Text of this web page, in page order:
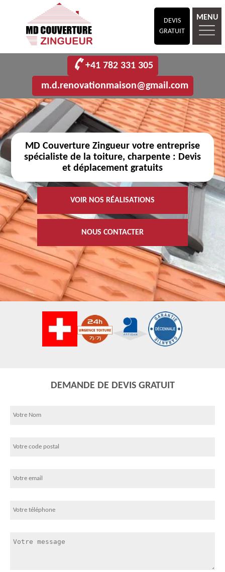
DEVIS
GRATUIT
MENU
+41 782 331 305
m.d.renovationmaison@gmail.com
MD Couverture Zingueur votre entreprise
spécialiste de la toiture, charpente : Devis
et déplacement gratuits
VOIR NOS RÉALISATIONS
NOUS CONTACTER
DEMANDE DE DEVIS GRATUIT